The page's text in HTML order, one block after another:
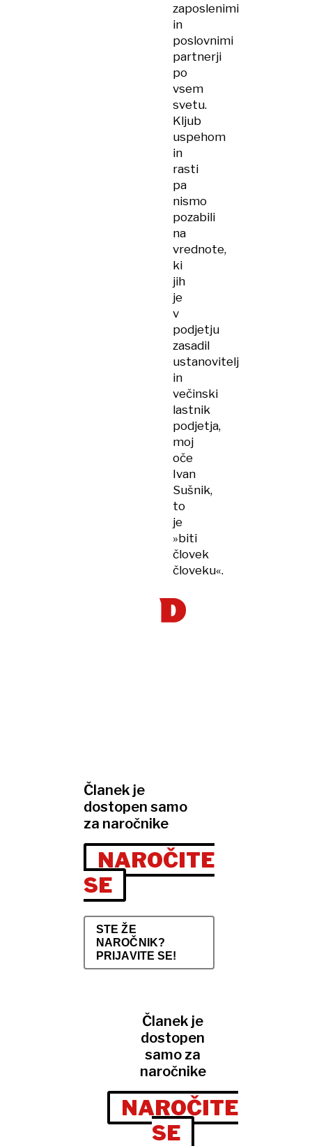
zaposlenimi
in
poslovnimi
partnerji
po
vsem
svetu.
Kljub
uspehom
in
rasti
pa
nismo
pozabili
na
vrednote,
ki
jih
je
v
podjetju
zasadil
ustanovitelj
in
večinski
lastnik
podjetja,
moj
oče
Ivan
Sušnik,
to
je
»biti
človek
človeku«.
Članek je
dostopen samo
za naročnike
NAROČITE
SE
STE ŽE
NAROČNIK?
PRIJAVITE SE!
Članek je
dostopen
samo za
naročnike
NAROČITE
SE